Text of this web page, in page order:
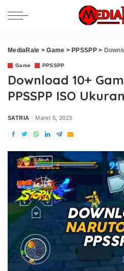
MediaRale >Game > PPSSPP>
Game PPSSPP
Download 10+
PPSSPP ISO
Posted
SATRIA Maret 5, 2023